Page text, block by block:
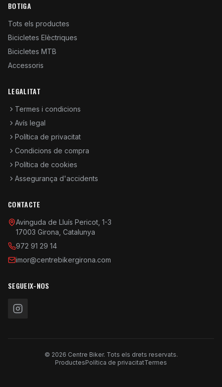
BOTIGA
Tots els productes
Bicicletes Elèctriques
Bicicletes MTB
Accessoris
LEGALITAT
Termes i condicions
Avís legal
Política de privacitat
Condicions de compra
Política de cookies
Assegurança d'accidents
CONTACTE
Avinguda de Lluís Pericot, 1-3
17003 Girona, Catalunya
972 91 29 14
imor@centrebikergirona.com
SEGUEIX-NOS
© 2026 Centre Biker. Tots els drets reservats.
ProductesPolítica de privacitatTermes